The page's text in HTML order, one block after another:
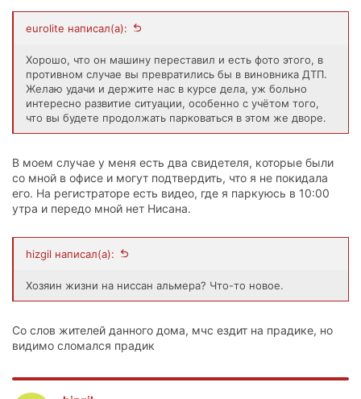
Так что вот так.
у барышне не видеорегистраторе видно что она сама
покидает место происшествия первая.
наш суд самый гуманный в мире...
eurolite написал(а):
Хорошо, что он машину переставил и есть фото этого, в
противном случае вы превратились бы в виновника ДТП.
Желаю удачи и держите нас в курсе дела, уж больно
интересно развитие ситуации, особенно с учётом того,
что вы будете продолжать парковаться в этом же дворе.
В моем случае у меня есть два свидетеля, которые были
со мной в офисе и могут подтвердить, что я не покидала
его. На регистраторе есть видео, где я паркуюсь в 10:00
утра и передо мной нет Нисана.
hizgil написал(а):
Хозяин жизни на ниссан альмера? Что-то новое.
Со слов жителей данного дома, мчс ездит на прадике, но
видимо сломался прадик